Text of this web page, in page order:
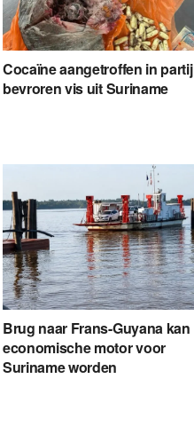
Cocaïne aangetroffen in partij
bevroren vis uit Suriname
Brug naar Frans-Guyana kan
economische motor voor
Suriname worden